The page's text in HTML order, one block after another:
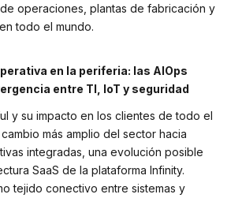
operaciones, plantas de fabricación y
todo el mundo.
en la periferia: las AIOps
entre TI, IoT y seguridad
y su impacto en los clientes de todo el
más amplio del sector hacia
integradas, una evolución posible
SaaS de la plataforma Infinity.
tejido conectivo entre sistemas y